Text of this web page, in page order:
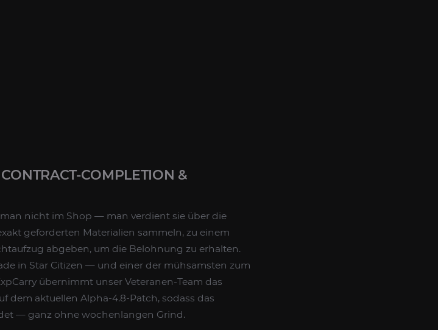
COMPLETION &
nicht im Shop — man verdient sie über die
geforderten Materialien sammeln, zu einem
abgeben, um die Belohnung zu erhalten.
in Star Citizen — und einer der mühsamsten zum
übernimmt unser Veteranen-Team das
dem aktuellen Alpha-4.8-Patch, sodass das
— ganz ohne wochenlangen Grind.